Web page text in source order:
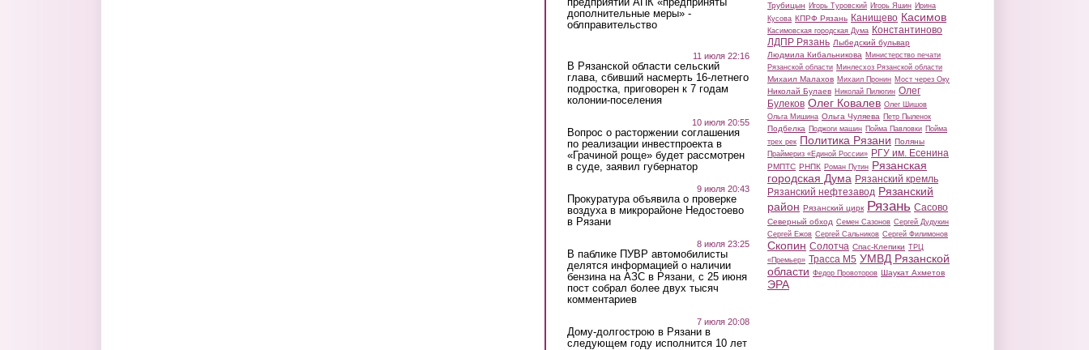
дополнительные меры» -
облправительство
11 июля 22:16
В Рязанской области сельский
глава, сбивший насмерть 16-летнего
подростка, приговорен к 7 годам
колонии-поселения
10 июля 20:55
Вопрос о расторжении соглашения
по реализации инвестпроекта в
«Грачиной роще» будет рассмотрен
в суде, заявил губернатор
9 июля 20:43
Прокуратура объявила о проверке
воздуха в микрорайоне Недостоево
в Рязани
8 июля 23:25
В паблике ПУВР автомобилисты
делятся информацией о наличии
бензина на АЗС в Рязани, с 25 июня
пост собрал более двух тысяч
комментариев
7 июля 20:08
Дому-долгострою в Рязани в
следующем году исполнится 10 лет
Трубицын Игорь Туровский Игорь Яшин Ирина
Кусова КПРФ Рязань Канищево Касимов
Касимовская городская Дума Константиново
ЛДПР Рязань Лыбедский бульвар
Людмила Кибальникова Министерство печати
Рязанской области Минлесхоз Рязанской области
Михаил Малахов Михаил Пронин Мост через Оку
Николай Булаев Николай Пилюгин Олег
Булеков Олег Ковалев Олег Шишов
Ольга Мишина Ольга Чуляева Петр Пыленок
Подбелка Поджоги машин Пойма Павловки Пойма
трех рек Политика Рязани Поляны
Праймериз «Единой России» РГУ им. Есенина
РМПТС РНПК Роман Путин Рязанская
городская Дума Рязанский кремль
Рязанский нефтезавод Рязанский
район Рязанский цирк Рязань Сасово
Северный обход Семен Сазонов Сергей Дудукин
Сергей Ежов Сергей Сальников Сергей Филимонов
Скопин Солотча Спас-Клепики ТРЦ
«Премьер» Трасса М5 УМВД Рязанской
области Федор Провоторов Шаукат Ахметов
ЭРА